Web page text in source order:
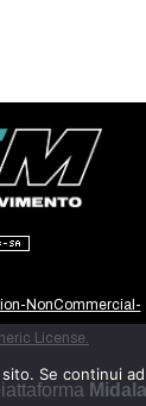
NonCommercial-
License.
Midala
Se continui